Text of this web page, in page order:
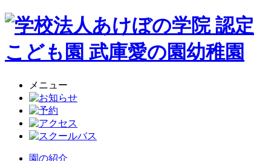
メニュー
園の紹介